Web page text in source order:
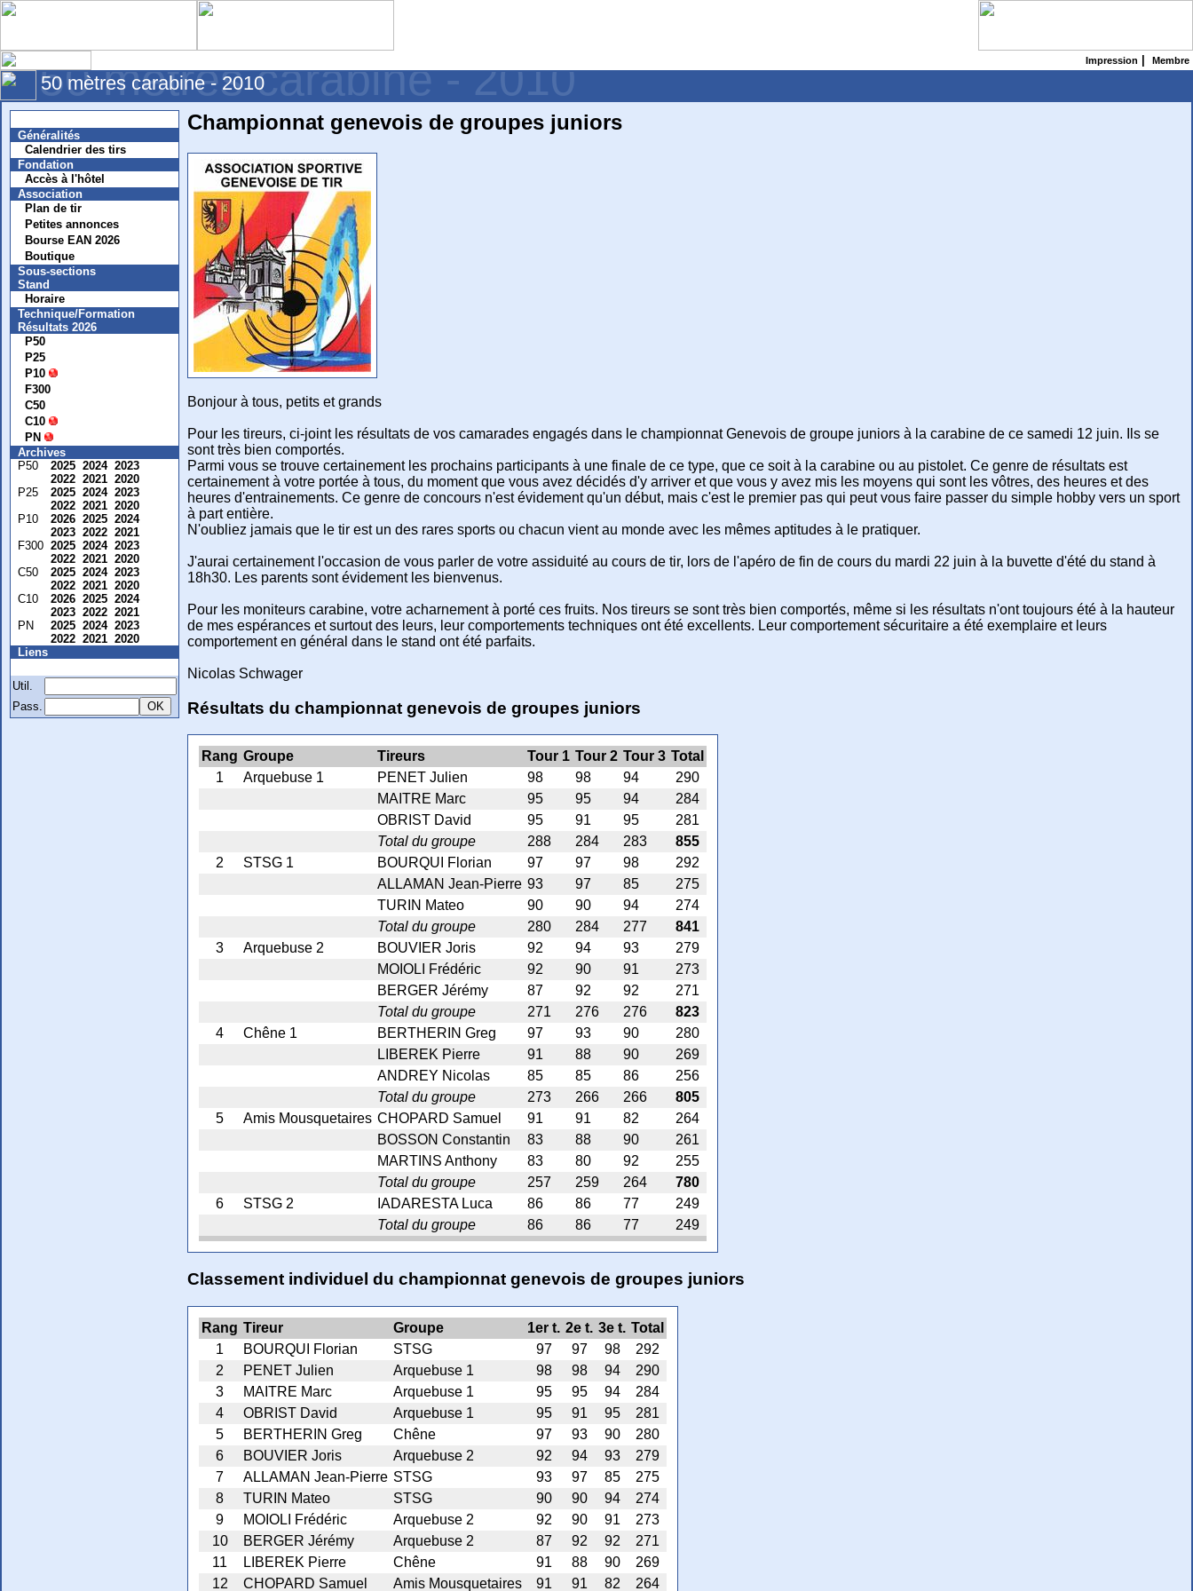
Impression Membre
50 mètres carabine - 2010
50 mètres carabine - 2010
Généralités
Calendrier des tirs
Fondation
Accès à l'hôtel
Association
Plan de tir
Petites annonces
Bourse EAN 2026
Boutique
Sous-sections
Stand
Horaire
Technique/Formation
Résultats 2026
P50
P25
P10
F300
C50
C10
PN
Archives
P50
2025 2024 2023
2022 2021 2020
P25
2025 2024 2023
2022 2021 2020
P10
2026 2025 2024
2023 2022 2021
F300 2025 2024 2023
2022 2021 2020
C50
2025 2024 2023
2022 2021 2020
C10
2026 2025 2024
2023 2022 2021
PN
2025 2024 2023
2022 2021 2020
Liens
Util.
Pass.
Championnat genevois de groupes juniors
Bonjour à tous, petits et grands
Pour les tireurs, ci-joint les résultats de vos camarades engagés dans le championnat Genevois de groupe juniors à la carabine de ce samedi 12 juin. Ils se
sont très bien comportés.
Parmi vous se trouve certainement les prochains participants à une finale de ce type, que ce soit à la carabine ou au pistolet. Ce genre de résultats est
certainement à votre portée à tous, du moment que vous avez décidés d'y arriver et que vous y avez mis les moyens qui sont les vôtres, des heures et des
heures d'entrainements. Ce genre de concours n'est évidement qu'un début, mais c'est le premier pas qui peut vous faire passer du simple hobby vers un sport
à part entière.
N'oubliez jamais que le tir est un des rares sports ou chacun vient au monde avec les mêmes aptitudes à le pratiquer.
J'aurai certainement l'occasion de vous parler de votre assiduité au cours de tir, lors de l'apéro de fin de cours du mardi 22 juin à la buvette d'été du stand à
18h30. Les parents sont évidement les bienvenus.
Pour les moniteurs carabine, votre acharnement à porté ces fruits. Nos tireurs se sont très bien comportés, même si les résultats n'ont toujours été à la hauteur
de mes espérances et surtout des leurs, leur comportements techniques ont été excellents. Leur comportement sécuritaire a été exemplaire et leurs
comportement en général dans le stand ont été parfaits.
Nicolas Schwager
Résultats du championnat genevois de groupes juniors
Rang Groupe Tireurs Tour 1 Tour 2 Tour 3 Total
1
Arquebuse 1 PENET Julien 98 98 94
290
MAITRE Marc
95 95 94
284
OBRIST David
95 91 95
281
Total du groupe
288 284 283
855
2
STSG 1 BOURQUI Florian 97 97 98
292
ALLAMAN Jean-Pierre 93 97 85
275
TURIN Mateo
90 90 94
274
Total du groupe
280 284 277
841
3
Arquebuse 2 BOUVIER Joris 92 94 93
279
MOIOLI Frédéric
92 90 91
273
BERGER Jérémy
87 92 92
271
Total du groupe
271 276 276
823
4
Chêne 1 BERTHERIN Greg 97 93 90
280
LIBEREK Pierre
91 88 90
269
ANDREY Nicolas
85 85 86
256
Total du groupe
273 266 266
805
5
Amis Mousquetaires CHOPARD Samuel 91 91 82
264
BOSSON Constantin
83 88 90
261
MARTINS Anthony
83 80 92
255
Total du groupe
257 259 264
780
6
STSG 2 IADARESTA Luca 86 86 77
249
Total du groupe
86 86 77 249
Classement individuel du championnat genevois de groupes juniors
Rang Tireur Groupe 1er t. 2e t. 3e t. Total
1
BOURQUI Florian STSG 97 97 98
292
2
PENET Julien Arquebuse 1 98 98 94
290
3
MAITRE Marc Arquebuse 1 95 95 94
284
4
OBRIST David Arquebuse 1 95 91 95
281
5
BERTHERIN Greg Chêne 97 93 90
280
6
BOUVIER Joris Arquebuse 2 92 94 93
279
7
ALLAMAN Jean-Pierre STSG 93 97 85
275
8
TURIN Mateo STSG 90 90 94
274
9
MOIOLI Frédéric Arquebuse 2 92 90 91
273
10
BERGER Jérémy Arquebuse 2 87 92 92
271
11
LIBEREK Pierre Chêne 91 88 90
269
12
CHOPARD Samuel Amis Mousquetaires 91 91 82 264